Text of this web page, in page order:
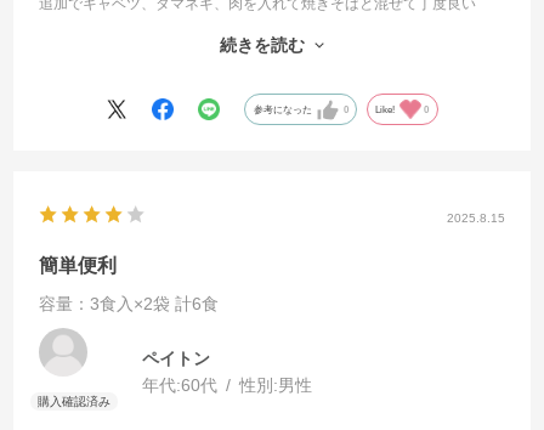
追加でキャベツ、タマネギ、肉を入れて焼きそばと混ぜて丁度良い
もちろん追加なしでも充分美味しく頂けます
これからも取り寄せさせてもらいます
続きを読む
参考になった 0 Like! 0
2025.8.15
簡単便利
容量：3食入×2袋 計6食
ペイトン
年代:60代 性別:男性